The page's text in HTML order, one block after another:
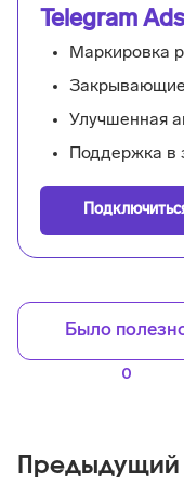
Telegram
Маркировка
Закрывающие
Улучшенная
Поддержка в
Было
0
Предыдущий